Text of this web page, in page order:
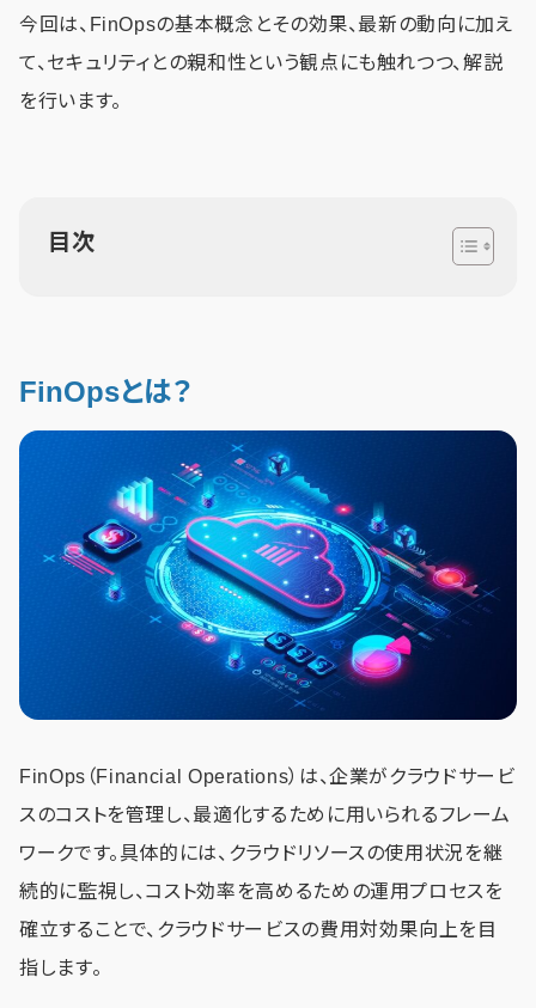
今回は、FinOpsの基本概念とその効果、最新の動向に加え
て、セキュリティとの親和性という観点にも触れつつ、解説
を行います。
目次
FinOpsとは？
FinOps（Financial Operations）は、企業がクラウドサービ
スのコストを管理し、最適化するために用いられるフレーム
ワークです。具体的には、クラウドリソースの使用状況を継
続的に監視し、コスト効率を高めるための運用プロセスを
確立することで、クラウドサービスの費用対効果向上を目
指します。